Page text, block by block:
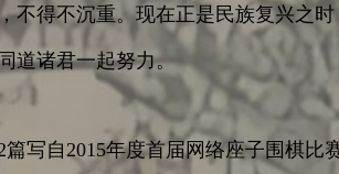
不得不沉重。现在正是民族复兴之
道诸君一起努力。
篇写自2015年度首届网络座子围棋比